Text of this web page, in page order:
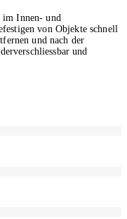
im Innen- und
von Objekte schnell
und nach der
und